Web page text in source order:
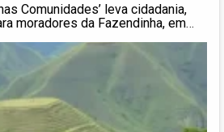
Comunidades’ leva cidadania,
moradores da Fazendinha, em